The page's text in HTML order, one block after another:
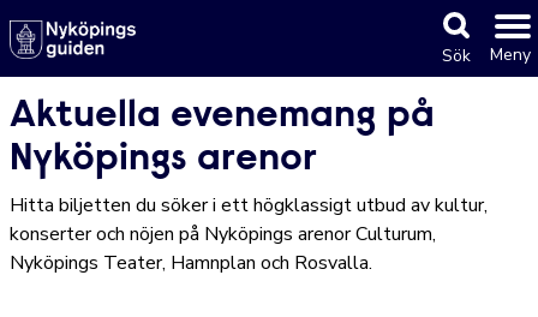
Sök Meny
Aktuella evenemang på
Nyköpings arenor
Hitta biljetten du söker i ett högklassigt utbud av kultur,
konserter och nöjen på Nyköpings arenor Culturum,
Nyköpings Teater, Hamnplan och Rosvalla.